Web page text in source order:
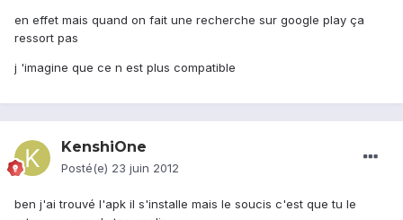
en effet mais quand on fait une recherche sur google play ça
ressort pas
j 'imagine que ce n est plus compatible
KenshiOne
Posté(e) 23 juin 2012
ben j'ai trouvé l'apk il s'installe mais le soucis c'est que tu le